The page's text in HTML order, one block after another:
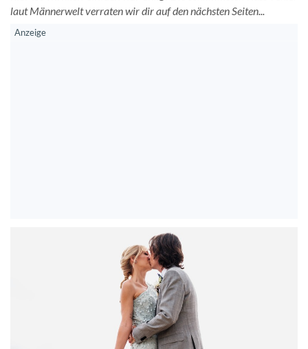
laut Männerwelt verraten wir dir auf den nächsten Seiten...